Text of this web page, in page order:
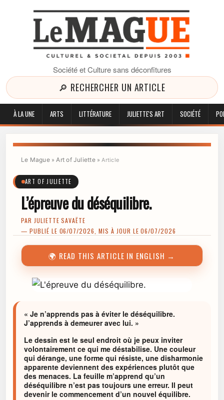
Société et Culture sans déconfitures
🔎 RECHERCHER UN ARTICLE
À LA UNE ARTS LITTÉRATURE JULIETTE'S ART SOCIÉTÉ
Le Mague»Art of Juliette »Article
ART OF JULIETTE
L’épreuve du déséquilibre.
PAR JULIETTE SAVAËTE
— PUBLIÉ LE 06/07/2026, MIS À JOUR LE 06/07/2026
🌍 READ THIS ARTICLE IN ENGLISH →
« Je n’apprends pas à éviter le déséquilibre.
J’apprends à demeurer avec lui. »
Le dessin est le seul endroit où je peux inviter
volontairement ce qui me déstabilise. Une couleur
qui dérange, une forme qui résiste, une disharmonie
apparente deviennent des expériences plutôt que
des menaces. La feuille m’apprend qu’un
déséquilibre n’est pas toujours une erreur. Il peut
devenir le commencement d’un nouvel équilibre.